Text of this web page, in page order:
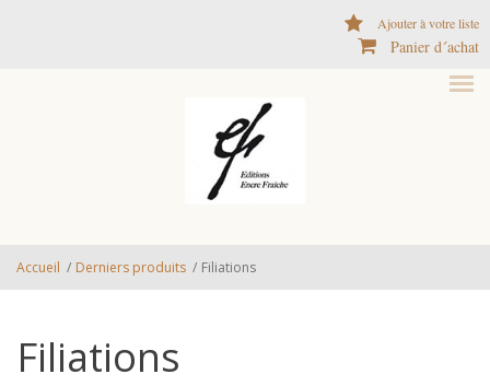
Ajouter à votre liste
Panier d´achat
Accueil / Derniers produits / Filiations
Filiations